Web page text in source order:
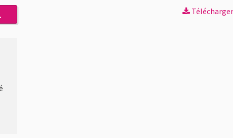
PLAQUETTE DE PRÉSENTATION APPUY CULTURE